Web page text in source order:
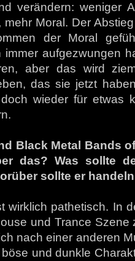
verändern: weniger
mehr Moral. Der
der Moral
immer aufgezwungen
aber das wird
das sie jetzt
wieder für etwas
Black Metal Bands
das? Was sollte
sollte er
wirklich pathetisch. In
und Trance
nach einer anderen
und dunkle